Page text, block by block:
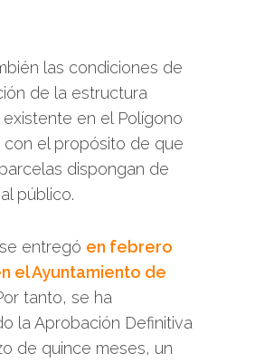
las condiciones de
de la estructura
en el Polígono
con el propósito de que
dispongan de
público.
entregó en febrero
el Ayuntamiento de
tanto, se ha
la Aprobación Definitiva
de quince meses, un